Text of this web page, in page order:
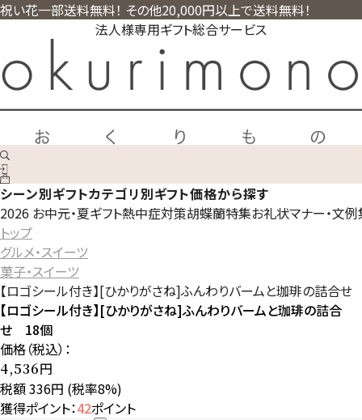
祝い花一部送料無料！ その他20,000円以上で送料無料！
法人様専用ギフト総合サービス
シーン別ギフトカテゴリ別ギフト価格から探す
2026 お中元・夏ギフト熱中症対策胡蝶蘭特集お礼状マナー・文
トップ
グルメ・スイーツ
菓子・スイーツ
【ロゴシール付き】[ひかりがさね]ふんわりバームと珈琲の詰合
【ロゴシール付き】[ひかりがさね]ふんわりバームと珈琲の詰合
せ 18個
価格（税込）：
4,536円
税額 336円 (税率8%)
獲得ポイント：42ポイント